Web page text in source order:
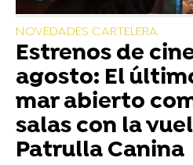
NOVEDADES CARTELERA
Estrenos de
agosto: El
mar abierto
salas con la
Patrulla Canina